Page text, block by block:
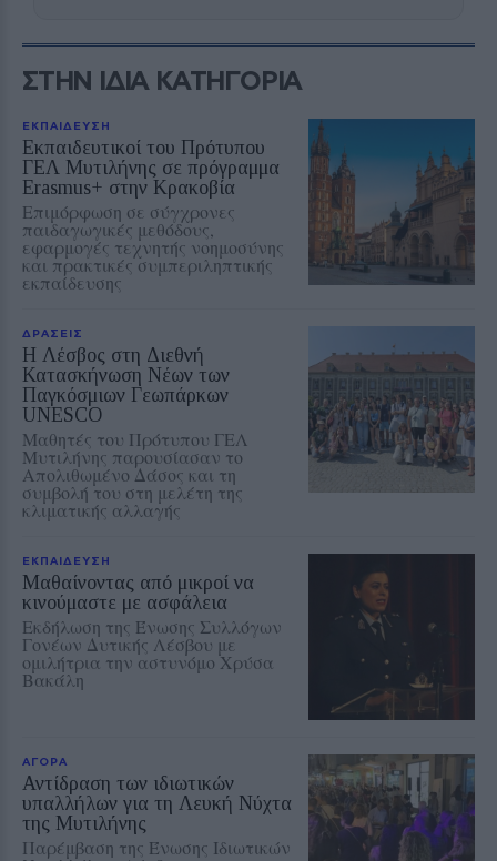
ΣΤΗΝ ΙΔΙΑ ΚΑΤΗΓΟΡΙΑ
ΕΚΠΑΙΔΕΥΣΗ
Εκπαιδευτικοί του Πρότυπου
ΓΕΛ Μυτιλήνης σε πρόγραμμα
Erasmus+ στην Κρακοβία
Επιμόρφωση σε σύγχρονες
παιδαγωγικές μεθόδους,
εφαρμογές τεχνητής νοημοσύνης
και πρακτικές συμπεριληπτικής
εκπαίδευσης
ΔΡΑΣΕΙΣ
Η Λέσβος στη Διεθνή
Κατασκήνωση Νέων των
Παγκόσμιων Γεωπάρκων
UNESCO
Μαθητές του Πρότυπου ΓΕΛ
Μυτιλήνης παρουσίασαν το
Απολιθωμένο Δάσος και τη
συμβολή του στη μελέτη της
κλιματικής αλλαγής
ΕΚΠΑΙΔΕΥΣΗ
Μαθαίνοντας από μικροί να
κινούμαστε με ασφάλεια
Εκδήλωση της Ένωσης Συλλόγων
Γονέων Δυτικής Λέσβου με
ομιλήτρια την αστυνόμο Χρύσα
Βακάλη
ΑΓΟΡΑ
Αντίδραση των ιδιωτικών
υπαλλήλων για τη Λευκή Νύχτα
της Μυτιλήνης
Παρέμβαση της Ένωσης Ιδιωτικών